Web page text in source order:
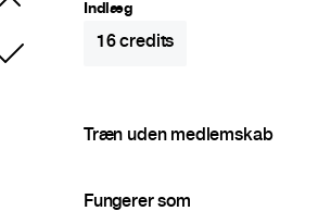
Indlæg
16credits
Træn uden medlemskab
Fungerer som